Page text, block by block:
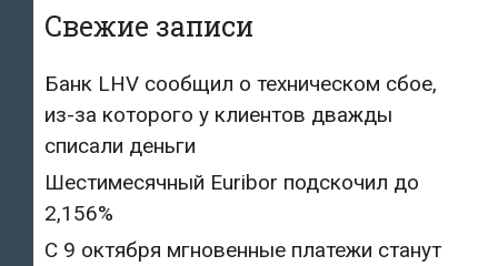
Свежие записи
Банк LHV сообщил о техническом сбое,
из-за которого у клиентов дважды
списали деньги
Шестимесячный Euribor подскочил до
2,156%
С 9 октября мгновенные платежи станут